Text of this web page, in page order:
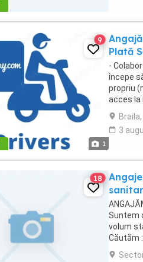
1
9
Plată
-
începe
propriu
acces la
3
18
Suntem
volum
Căutăm
într-un